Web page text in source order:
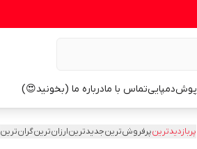
دمپاییتماس با مادرباره ما (بخونید😍)
پربازدیدترینپرفروش‌ترینجدیدترینارزان‌ترینگران‌ترین